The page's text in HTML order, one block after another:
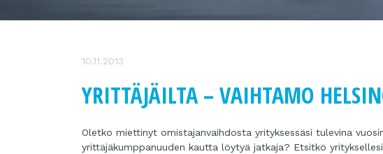
10.11.2013
YRITTÄJÄILTA – VAIHTAMO
Oletko miettinyt omistajanvaihdosta yrityksessäsi tulevina
yrittäjäkumppanuuden kautta löytyä jatkaja? Etsitkö